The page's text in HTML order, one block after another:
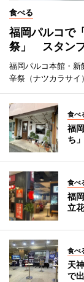
食べる
福岡パルコで
祭」 スタン
福岡パルコ本館・
辛祭（ナツカラサイ
食べ
福
ち
食べ
福
立
食べ
天
で